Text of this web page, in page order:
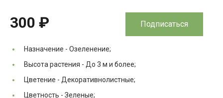
300 ₽ Подписаться
Назначение - Озеленение;
Высота растения - До 3 м и более;
Цветение - Декоративнолистные;
Цветность - Зеленые;